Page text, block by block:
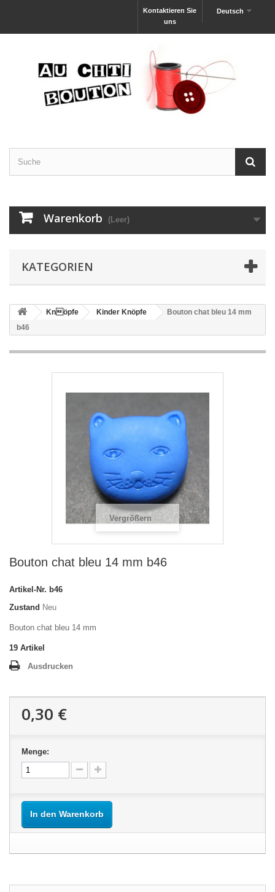
Deutsch
Kontaktieren Sie
uns
Warenkorb (Leer)
KATEGORIEN
Knöpfe Kinder Knöpfe
Bouton chat bleu 14 mm
b46
Vergrößern
Bouton chat bleu 14 mm b46
Artikel-Nr. b46
Zustand Neu
Bouton chat bleu 14 mm
19 Artikel
Ausdrucken
0,30 €
Menge:
In den Warenkorb